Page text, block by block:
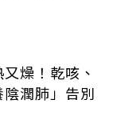
燥！乾咳、
潤肺」告別